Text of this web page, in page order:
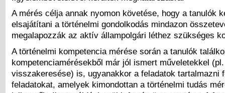
A mérés célja annak nyomon követése, hogy a tanulók
elsajátítani a történelmi gondolkodás mindazon
megalapozzák az aktív állampolgári léthez szükséges
A történelmi kompetencia mérése során a tanulók
kompetenciamérésekből már jól ismert műveletekkel
visszakeresése) is, ugyanakkor a feladatok tartalmazni
feladatokat, amelyek kimondottan a történelmi tudás